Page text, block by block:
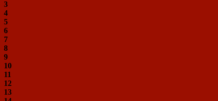
3
4
5
6
7
8
9
10
11
12
13